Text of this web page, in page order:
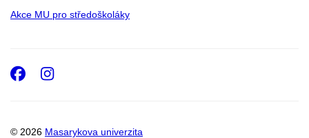
Akce MU pro středoškoláky
© 2026 Masarykova univerzita
Facebook
Instagram